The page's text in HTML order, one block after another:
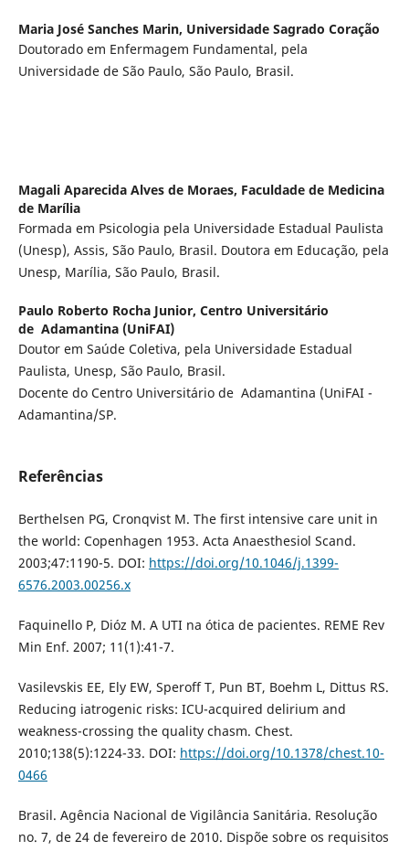
Maria José Sanches Marin, Universidade Sagrado Coração
Doutorado em Enfermagem Fundamental, pela
Universidade de São Paulo, São Paulo, Brasil.
Magali Aparecida Alves de Moraes, Faculdade de Medicina
de Marília
Formada em Psicologia pela Universidade Estadual Paulista
(Unesp), Assis, São Paulo, Brasil. Doutora em Educação, pela
Unesp, Marília, São Paulo, Brasil.
Paulo Roberto Rocha Junior, Centro Universitário
de Adamantina (UniFAI)
Doutor em Saúde Coletiva, pela Universidade Estadual
Paulista, Unesp, São Paulo, Brasil.
Docente do Centro Universitário de Adamantina (UniFAI -
Adamantina/SP.
Referências
Berthelsen PG, Cronqvist M. The first intensive care unit in
the world: Copenhagen 1953. Acta Anaesthesiol Scand.
2003;47:1190-5. DOI: https://doi.org/10.1046/j.1399-
6576.2003.00256.x
Faquinello P, Dióz M. A UTI na ótica de pacientes. REME Rev
Min Enf. 2007; 11(1):41-7.
Vasilevskis EE, Ely EW, Speroff T, Pun BT, Boehm L, Dittus RS.
Reducing iatrogenic risks: ICU-acquired delirium and
weakness-crossing the quality chasm. Chest.
2010;138(5):1224-33. DOI: https://doi.org/10.1378/chest.10-
0466
Brasil. Agência Nacional de Vigilância Sanitária. Resolução
no. 7, de 24 de fevereiro de 2010. Dispõe sobre os requisitos